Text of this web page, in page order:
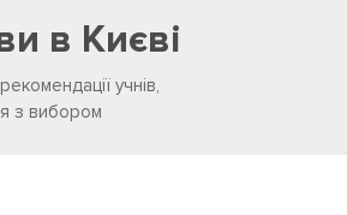
в Києві
учнів,
з вибором